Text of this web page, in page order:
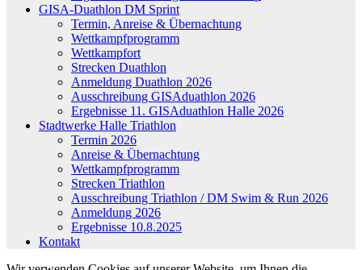
GISA-Duathlon DM Sprint
Termin, Anreise & Übernachtung
Wettkampfprogramm
Wettkampfort
Strecken Duathlon
Anmeldung Duathlon 2026
Ausschreibung GISAduathlon 2026
Ergebnisse 11. GISAduathlon Halle 2026
Stadtwerke Halle Triathlon
Termin 2026
Anreise & Übernachtung
Wettkampfprogramm
Strecken Triathlon
Ausschreibung Triathlon / DM Swim & Run 2026
Anmeldung 2026
Ergebnisse 10.8.2025
Kontakt